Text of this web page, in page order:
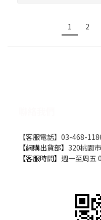
1 2
【客服電話】03-468-
【網購出貨部】 320桃園
【客服時間】 週一至周五